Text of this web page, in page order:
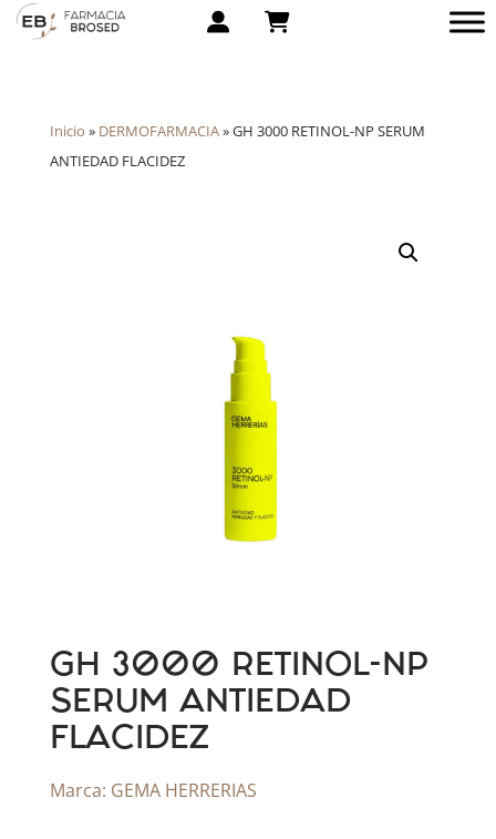
Inicio » DERMOFARMACIA»GH 3000 RETINOL-NP SERUM
ANTIEDAD FLACIDEZ
GH 3000 RETINOL-NP
SERUM ANTIEDAD
FLACIDEZ
Marca: GEMA HERRERIAS